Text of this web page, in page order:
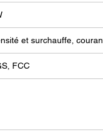
et surchauffe,
FCC